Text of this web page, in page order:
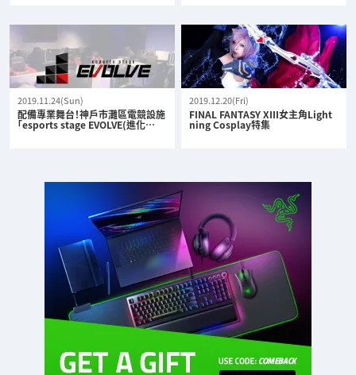
2019.11.24(Sun)
配備專業舞台！神戶市灘區電競設施
「esports stage EVOLVE(進化…
2019.12.20(Fri)
FINAL FANTASY XIII女主角Light
ning Cosplay特集